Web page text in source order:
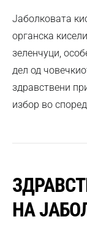
Јаболковата
органска
зеленчуци,
дел од
здравствени
избор во
НА